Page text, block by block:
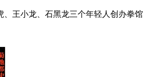
、王小龙、石黑龙三个年轻人创办拳